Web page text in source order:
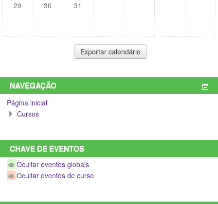
29 30 31
NAVEGAÇÃO
Página inicial
Cursos
CHAVE DE EVENTOS
Ocultar eventos globais
Ocultar eventos de curso